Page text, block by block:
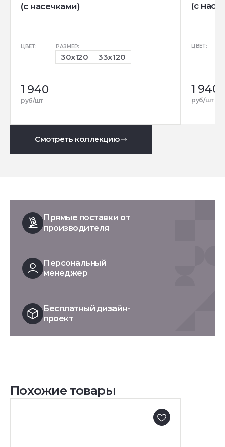
(с насечками)
ЦВЕТ: РАЗМЕР:
30x120 33x120
1 940
руб/шт
(с
ЦВЕТ:
1 940
руб/шт
Смотреть коллекцию
Прямые поставки от
производителя
Персональный
менеджер
Бесплатный дизайн-
проект
Похожие товары